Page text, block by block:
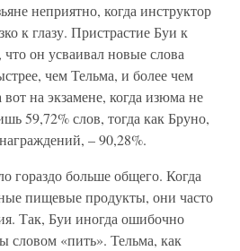
неприятно, когда инструктор
к глазу. Пристрастие Буи к
он усваивал новые слова
чем Тельма, и более чем
на экзамене, когда изюма не
59,72% слов, тогда как Бруно,
– 90,28%.
гораздо больше общего. Когда
пищевые продукты, они часто
Так, Буи иногда ошибочно
словом «пить». Тельма, как